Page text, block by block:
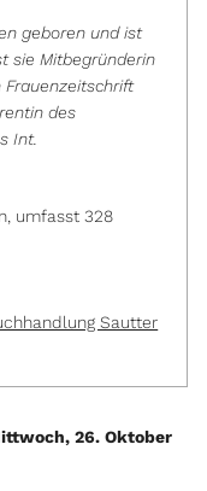
geboren und ist
sie Mitbegründerin
Frauenzeitschrift
des
Int.
umfasst 328
Sautter
26. Oktober